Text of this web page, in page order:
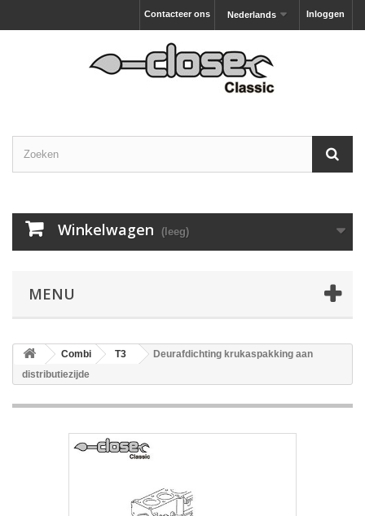
Inloggen
Nederlands
Contacteer ons
Winkelwagen (leeg)
MENU
Combi T3
Deurafdichting krukaspakking aan
distributiezijde